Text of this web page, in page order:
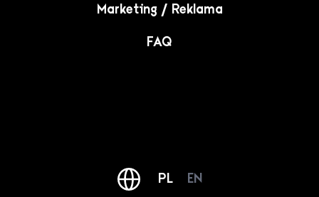
Marketing / Reklama
FAQ
PL EN